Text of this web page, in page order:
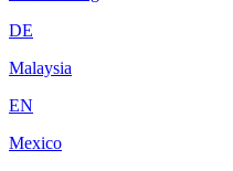
DE
Malaysia
EN
Mexico